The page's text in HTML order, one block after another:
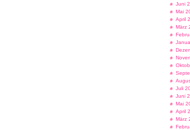
Juni
Mai
April
März
Juli
Juni
Mai
April
März